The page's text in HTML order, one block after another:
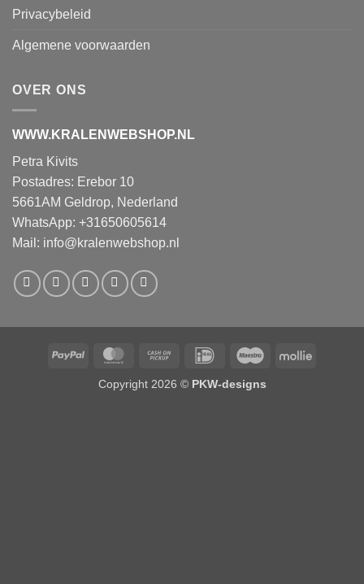
Privacybeleid
Algemene voorwaarden
OVER ONS
WWW.KRALENWEBSHOP.NL
Petra Kivits
Postadres: Erebor 10
5661AM Geldrop, Nederland
WhatsApp: +31650605614
Mail: info@kralenwebshop.nl
PayPal MasterCardCash
Pickup
IDeal Maestro Mollie
Copyright 2026 © PKW-designs